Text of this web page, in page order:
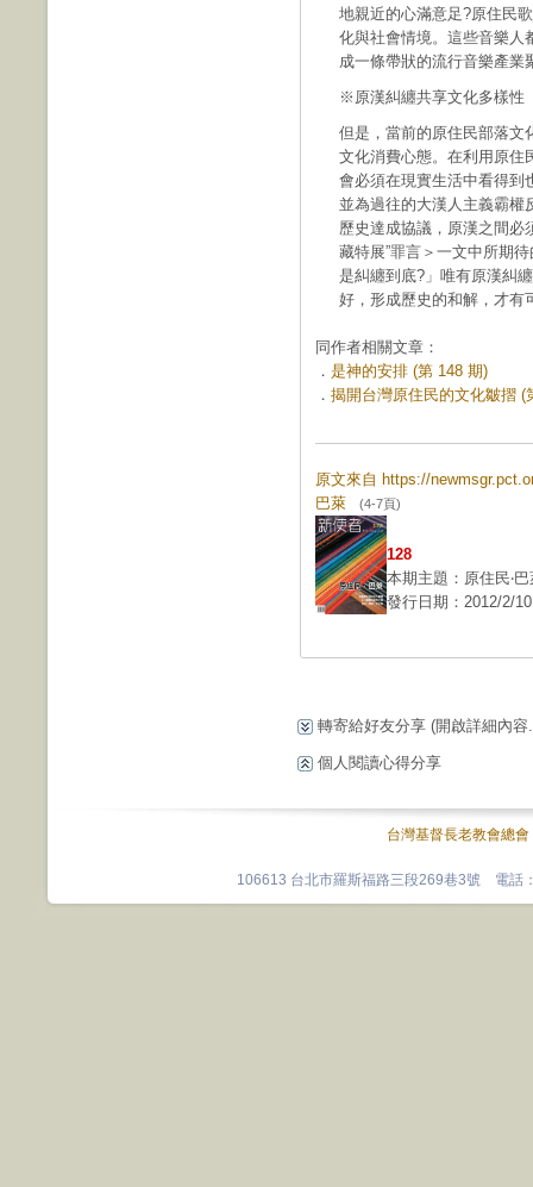
地親近的心滿意足?原住民
化與社會情境。這些音樂人
成一條帶狀的流行音樂產業
※原漢糾纏共享文化多樣性
但是，當前的原住民部落文
文化消費心態。在利用原住
會必須在現實生活中看得到
並為過往的大漢人主義霸權
歷史達成協議，原漢之間
藏特展”罪言＞一文中所期
是糾纏到底?」唯有原漢糾
好，形成歷史的和解，才有
同作者相關文章：
． 是神的安排 (第 148 期)
． 揭開台灣原住民的文化皺摺 (
原文來自 https://
巴萊 (4-7頁)
128
本期主題：原住民‧巴
發行日期：2012/2/10
轉寄給好友分享 (開啟詳細內容
個人閱讀心得分享
台灣基督長老教會總會
106613 台北市羅斯福路三段269巷3號 電